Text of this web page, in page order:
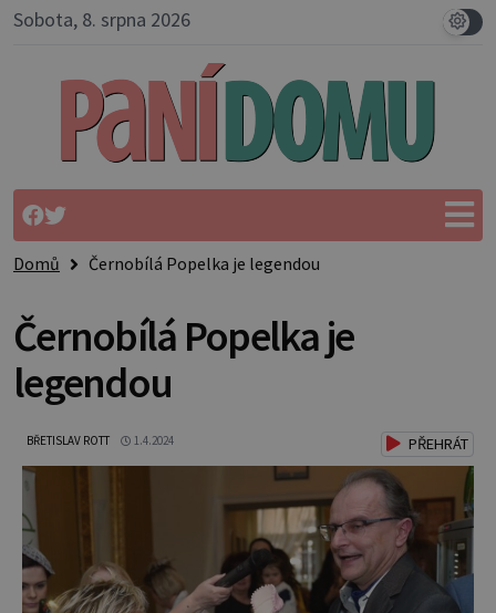
Sobota, 8. srpna 2026
Domů Černobílá Popelka je legendou
Černobílá Popelka je
legendou
BŘETISLAV ROTT 1.4.2024 PŘEHRÁT